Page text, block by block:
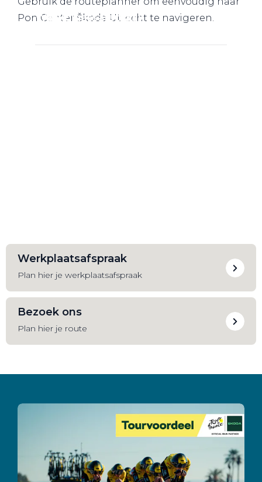
Werkplaatsafspraak
Pon Center Škoda Utrecht te navigeren.
Werkplaatsafspraak
Plan hier je werkplaatsafspraak
Bezoek ons
Plan hier je route